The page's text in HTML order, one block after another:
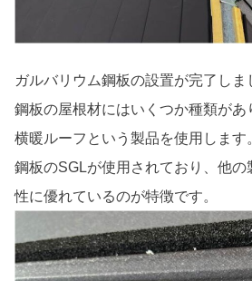
ガルバリウム鋼板の設置が完了しま
鋼板の屋根材にはいくつか種類が
横暖ルーフという製品を使用します
鋼板のSGLが使用されており、他の
性に優れているのが特徴です。